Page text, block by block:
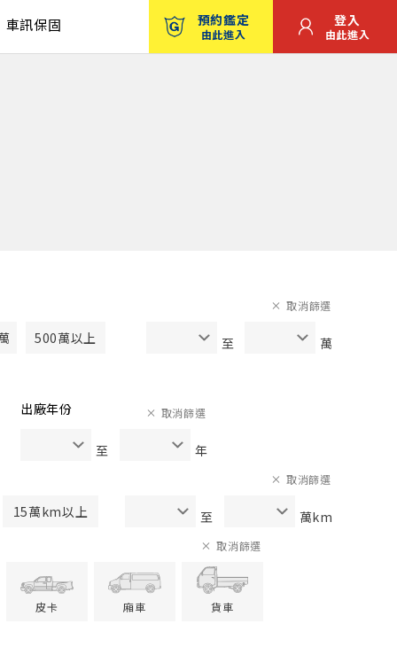
車訊保固 預約鑑定
由此進入
登入
由此進入
500萬以上 至 萬
取消篩選
出廠年份
至 年
取消篩選
15萬km以上 至 萬km
取消篩選
皮卡 廂車 貨車
取消篩選